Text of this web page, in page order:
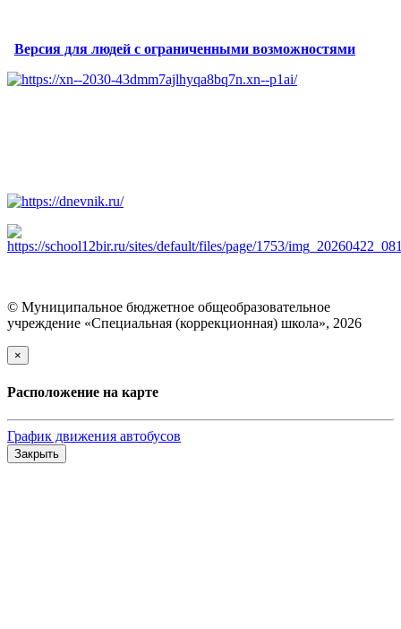
Версия для людей с ограниченными возможностями
© Муниципальное бюджетное общеобразовательное
учреждение «Специальная (коррекционная) школа», 2026
×
Расположение на карте
График движения автобусов
Закрыть